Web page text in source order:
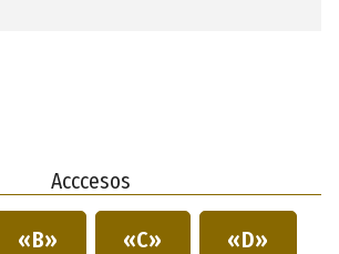
Acccesos
«B» «C» «D»